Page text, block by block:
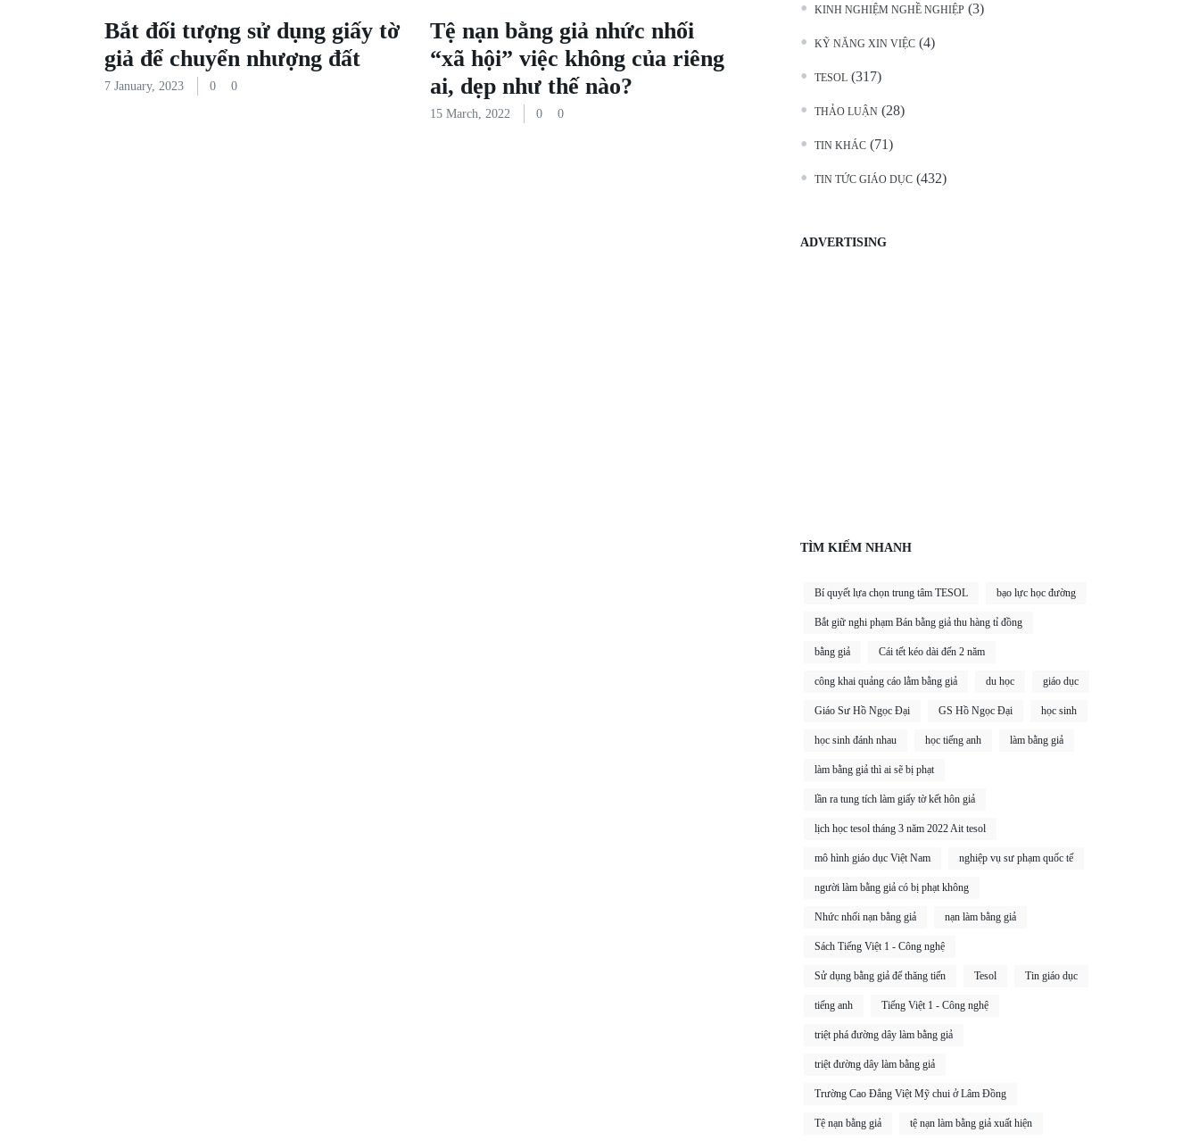
Bắt đối tượng sử dụng giấy tờ
giả để chuyển nhượng đất
7 January, 2023 0 0
Tệ nạn bằng giả nhức nhối
“xã hội” việc không của riêng
ai, dẹp như thế nào?
15 March, 2022 0 0
KINH NGHIỆM NGHỀ NGHIỆP (3)
KỸ NĂNG XIN VIỆC (4)
TESOL (317)
THẢO LUẬN (28)
TIN KHÁC (71)
TIN TỨC GIÁO DỤC (432)
ADVERTISING
TÌM KIẾM NHANH
Bí quyết lựa chọn trung tâm TESOL bạo lực học đường
Bắt giữ nghi phạm Bán bằng giả thu hàng tỉ đồng
bằng giả Cái tết kéo dài đến 2 năm
công khai quảng cáo lằm bằng giả du học giáo dục
Giáo Sư Hồ Ngọc Đại GS Hồ Ngọc Đại học sinh
học sinh đánh nhau học tiếng anh làm bằng giả
làm bằng giả thì ai sẽ bị phạt
lần ra tung tích làm giấy tờ kết hôn giả
lịch học tesol tháng 3 năm 2022 Ait tesol
mô hình giáo dục Việt Nam nghiệp vụ sư phạm quốc tế
người làm bằng giả có bị phạt không
Nhức nhối nạn bằng giả nạn làm bằng giả
Sách Tiếng Việt 1 - Công nghệ
Sử dụng bằng giả để thăng tiến Tesol Tin giáo dục
tiếng anh Tiếng Việt 1 - Công nghệ
triệt phá đường dây làm bằng giả
triệt đường dây làm bằng giả
Trường Cao Đẳng Việt Mỹ chui ở Lâm Đồng
Tệ nạn bằng giả tệ nạn làm bằng giả xuất hiện